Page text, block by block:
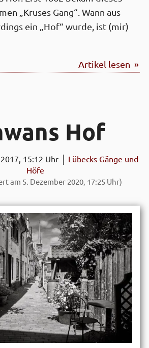
„Kruses Gang“. Wann aus
ein „Hof“ wurde, ist (mir)
Artikel lesen »
Hof
15:12 Uhr │ Lübecks Gänge und
Höfe
am 5. Dezember 2020, 17:25 Uhr)